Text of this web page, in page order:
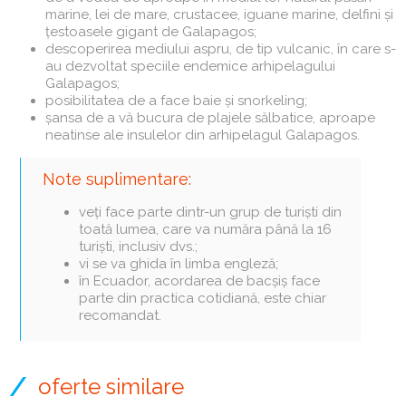
marine, lei de mare, crustacee, iguane marine, delfini și
țestoasele gigant de Galapagos;
descoperirea mediului aspru, de tip vulcanic, în care s-
au dezvoltat speciile endemice arhipelagului
Galapagos;
posibilitatea de a face baie și snorkeling;
șansa de a vă bucura de plajele sălbatice, aproape
neatinse ale insulelor din arhipelagul Galapagos.
Note suplimentare:
veți face parte dintr-un grup de turiști din
toată lumea, care va număra până la 16
turiști, inclusiv dvs.;
vi se va ghida în limba engleză;
în Ecuador, acordarea de bacșiș face
parte din practica cotidiană, este chiar
recomandat.
oferte similare